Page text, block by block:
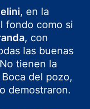
, en la
fondo como si
, con
las buenas
tienen la
del pozo,
demostraron.